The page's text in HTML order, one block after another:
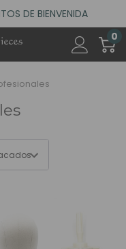
DE BIENVENIDA
EN MADRID
0